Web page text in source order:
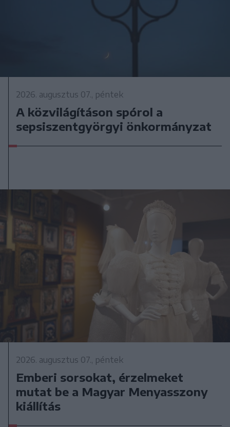
2026. augusztus 07., péntek
A közvilágításon spórol a
sepsiszentgyörgyi önkormányzat
2026. augusztus 07., péntek
Emberi sorsokat, érzelmeket
mutat be a Magyar Menyasszony
kiállítás